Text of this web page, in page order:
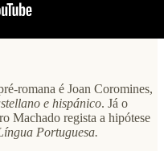
romana é Joan Coromines,
e hispánico. Já o
Machado regista a hipótese
Portuguesa.